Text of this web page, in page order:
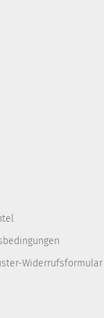
Widerrufsformular